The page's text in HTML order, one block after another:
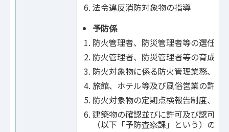
法令違反消防対象物の指導
予防係
防火管理者、防災管理者等の選任
防火管理者、防災管理者等の育成指
防火対象物に係る防火管理業務、防
旅館、ホテル等及び風俗営業の許可
防火対象物の定期点検報告制度、防
建築物の確認並びに許可及び認可の
（以下「予防査察課」という）の